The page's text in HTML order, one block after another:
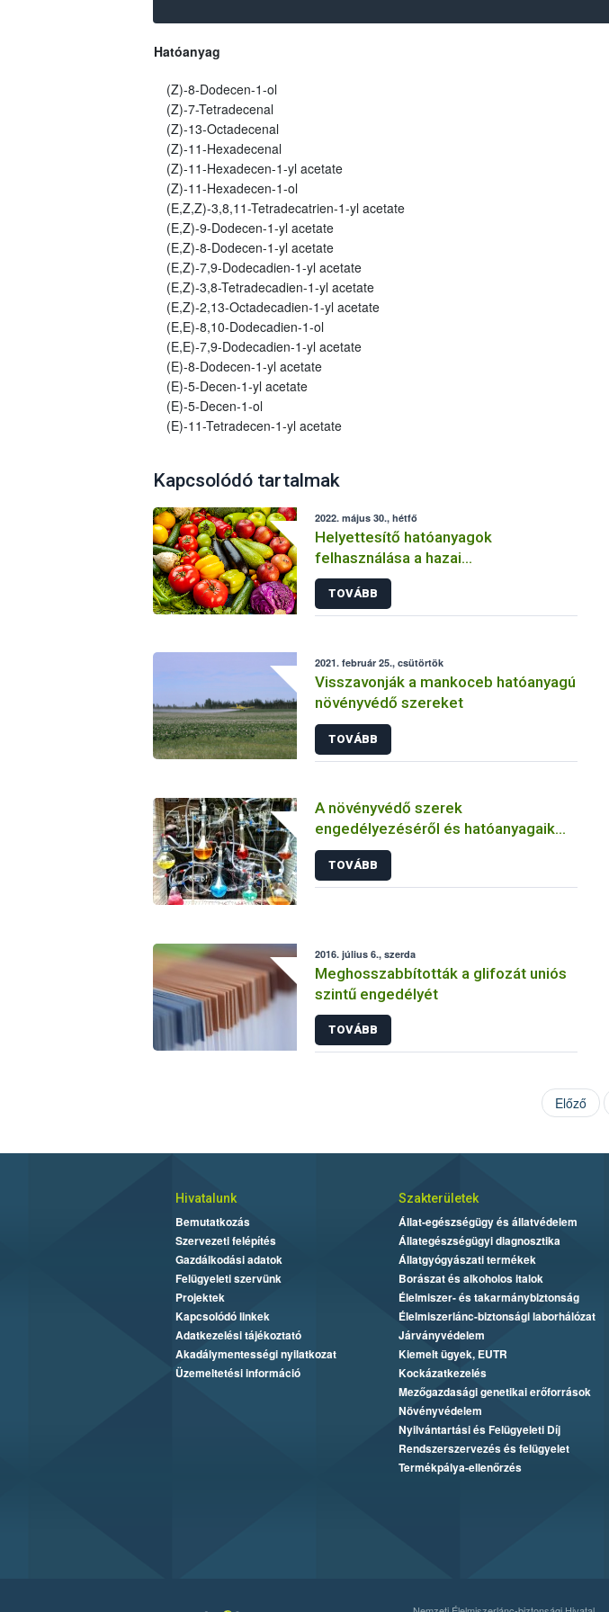
Hatóanyag
(Z)-8-Dodecen-1-ol
(Z)-7-Tetradecenal
(Z)-13-Octadecenal
(Z)-11-Hexadecenal
(Z)-11-Hexadecen-1-yl acetate
(Z)-11-Hexadecen-1-ol
(E,Z,Z)-3,8,11-Tetradecatrien-1-yl acetate
(E,Z)-9-Dodecen-1-yl acetate
(E,Z)-8-Dodecen-1-yl acetate
(E,Z)-7,9-Dodecadien-1-yl acetate
(E,Z)-3,8-Tetradecadien-1-yl acetate
(E,Z)-2,13-Octadecadien-1-yl acetate
(E,E)-8,10-Dodecadien-1-ol
(E,E)-7,9-Dodecadien-1-yl acetate
(E)-8-Dodecen-1-yl acetate
(E)-5-Decen-1-yl acetate
(E)-5-Decen-1-ol
(E)-11-Tetradecen-1-yl acetate
Kapcsolódó tartalmak
2022. május 30., hétfő
Helyettesítő hatóanyagok
felhasználása a hazai
növényvédelemben
TOVÁBB
2021. február 25., csütörtök
Visszavonják a mankoceb hatóanyagú
növényvédő szereket
TOVÁBB
A növényvédő szerek
engedélyezéséről és hatóanyagaik
vizsgálatáról
TOVÁBB
2016. július 6., szerda
Meghosszabbították a glifozát uniós
szintű engedélyét
TOVÁBB
Előző
Hivatalunk
Bemutatkozás
Szervezeti felépítés
Gazdálkodási adatok
Felügyeleti szervünk
Projektek
Kapcsolódó linkek
Adatkezelési tájékoztató
Akadálymentességi nyilatkozat
Üzemeltetési információ
Szakterületek
Állat-egészségügy és állatvédelem
Állategészségügyi diagnosztika
Állatgyógyászati termékek
Borászat és alkoholos italok
Élelmiszer- és takarmánybiztonság
Élelmiszerlánc-biztonsági laborhálózat
Járványvédelem
Kiemelt ügyek, EUTR
Kockázatkezelés
Mezőgazdasági genetikai erőforrások
Növényvédelem
Nyilvántartási és Felügyeleti Díj
Rendszerszervezés és felügyelet
Termékpálya-ellenőrzés